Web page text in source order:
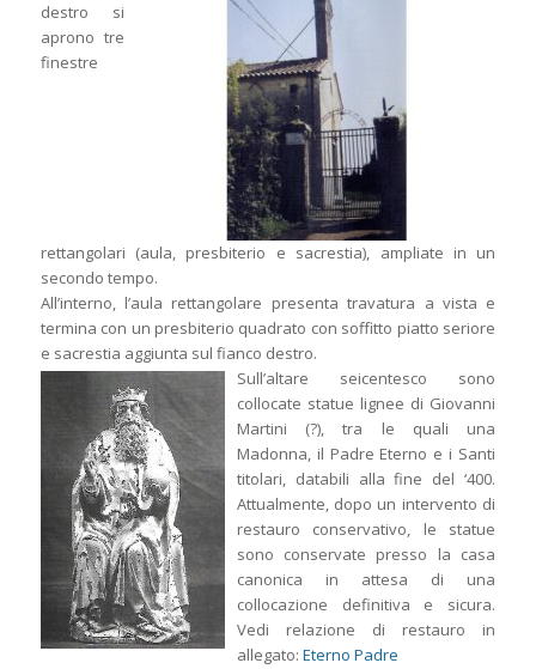
destro si
aprono tre
finestre
rettangolari (aula, presbiterio e sacrestia), ampliate in un
secondo tempo.
All’interno, l’aula rettangolare presenta travatura a vista e
termina con un presbiterio quadrato con soffitto piatto seriore
e sacrestia aggiunta sul fianco destro.
Sull’altare seicentesco sono
collocate statue lignee di Giovanni
Martini (?), tra le quali una
Madonna, il Padre Eterno e i Santi
titolari, databili alla fine del ‘400.
Attualmente, dopo un intervento di
restauro conservativo, le statue
sono conservate presso la casa
canonica in attesa di una
collocazione definitiva e sicura.
Vedi relazione di restauro in
allegato: Eterno Padre